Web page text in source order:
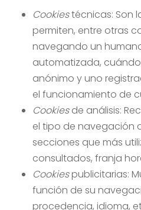
Cookiestécnicas: Son
permiten, entre otras
navegando un
automatizada,
anónimo y uno
el funcionamiento de
Cookiesde análisis:
el tipo de navegación
secciones que más
consultados, franja
Cookiespublicitarias:
función de su
procedencia, idioma,